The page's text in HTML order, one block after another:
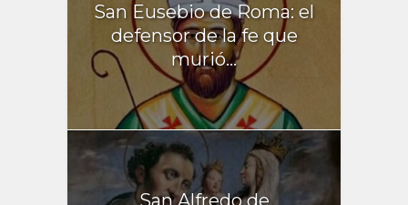
San Eusebio de Roma: el
defensor de la fe que
murió...
San Alfredo de